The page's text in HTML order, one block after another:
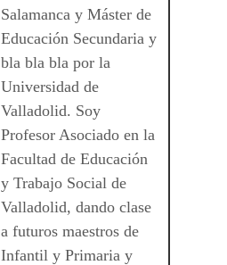
Salamanca y Máster de
Educación Secundaria y
bla bla bla por la
Universidad de
Valladolid. Soy
Profesor Asociado en la
Facultad de Educación
y Trabajo Social de
Valladolid, dando clase
a futuros maestros de
Infantil y Primaria y